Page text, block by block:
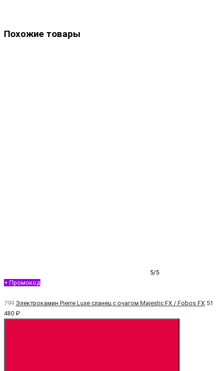
Похожие товары
5/5
+ Промокод
799 Электрокамин Pierre Luxe сланец с очагом Majestic FX / Fobos FX 51
480 ₽